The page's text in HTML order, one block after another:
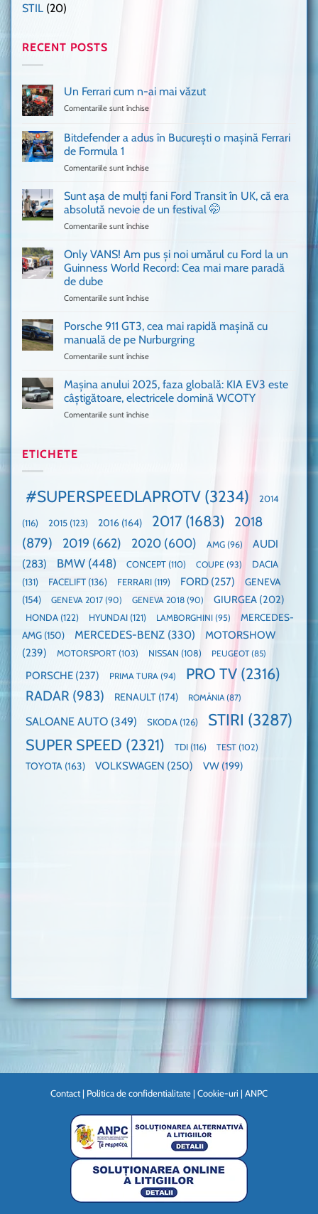
STIL (20)
RECENT POSTS
Un Ferrari cum n-ai mai văzut
Comentariile sunt închise
Ferrari
cum
văzut
Bitdefender a adus în București o mașină Ferrari
de Formula 1
Comentariile sunt închise
a
adus
în
mașină
Ferrari
Sunt așa de mulți fani Ford Transit în UK, că era
absolută nevoie de un festival 🤭
Comentariile sunt închise
de
mulți
în
UK,
că
nevoie
de
Only VANS! Am pus și noi umărul cu Ford la un
Guinness World Record: Cea mai mare paradă
de dube
Comentariile sunt închise
Am
pus
umărul
cu
mai
mare
paradă
de
dube
Porsche 911 GT3, cea mai rapidă mașină cu
manuală de pe Nurburgring
Comentariile sunt închise
911
GT3,
cea
pe
Nurburgring
Mașina anului 2025, faza globală: KIA EV3 este
câștigătoare, electricele domină WCOTY
Comentariile sunt închise
EV3
câștigătoare,
domină
WCOTY
ETICHETE
#SUPERSPEEDLAPROTV (3234) 2014
(116) 2015 (123) 2016 (164) 2017 (1683)
2018
(879)
2019 (662) 2020 (600) AMG (96)
AUDI
(283)
BMW (448) CONCEPT (110) COUPE (93)
DACIA
(131)
FACELIFT (136) FERRARI (119) FORD (257)
GENEVA
(154)
GENEVA 2017 (90) GENEVA 2018 (90) GIURGEA (202)
HONDA (122) HYUNDAI (121) LAMBORGHINI (95)
MERCEDES-
AMG (150) MERCEDES-BENZ (330)
MOTORSHOW
(239)
MOTORSPORT (103) NISSAN (108) PEUGEOT(85)
PORSCHE (237) PRIMA TURA (94) PRO TV (2316)
RADAR (983) RENAULT (174) ROMÂNIA(87)
SALOANE AUTO (349) SKODA (126) STIRI (3287)
SUPER SPEED (2321) TDI (116) TEST (102)
TOYOTA (163) VOLKSWAGEN (250) VW (199)
Contact | Politica de confidentialitate | Cookie-uri | ANPC